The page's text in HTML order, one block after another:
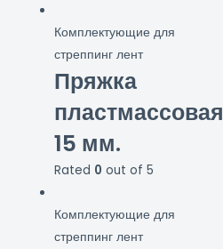
Комплектующие для
стреппинг лент
Пряжка
пластмассовая
15 мм.
Rated 0 out of 5
Комплектующие для
стреппинг лент